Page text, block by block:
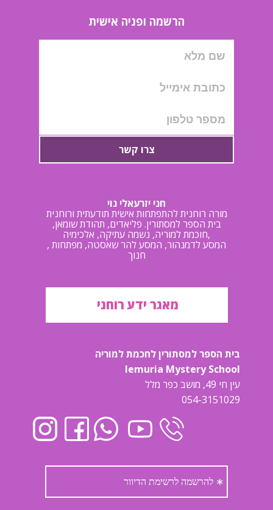
הרשמה ופניה אישית
צרו קשר
חני יזרעאלי נוי
מורה רוחנית להתפתחות אישית תודעתית ורוחנית
בית הספר למסתורין. פליאדים, תהודת שומאן,
חוכמת למוריה, נשמה עתיקה, אלכימיה,
, המסע לדמנהור, המסע להר שאסטה, מפתחות
חנוך
מאגר ידע רוחני
בית הספר למסתורין לחכמת למוריה
lemuria Mystery School
עין חי 49, מושב כפר מלל
054-3151029